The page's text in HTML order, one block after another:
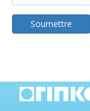
Soumettre